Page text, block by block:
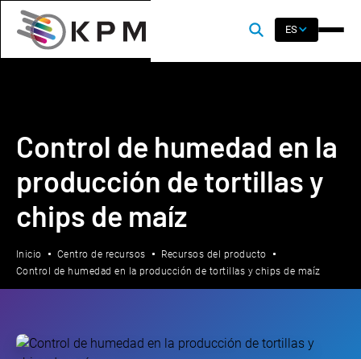
ES
Control de humedad en la
producción de tortillas y
chips de maíz
Inicio Centro de recursos
Recursos del producto
Control de humedad en la producción de tortillas y chips de maíz